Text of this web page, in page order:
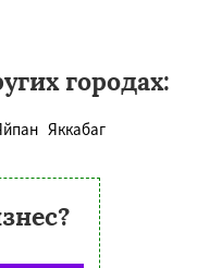
городах:
Яккабаг